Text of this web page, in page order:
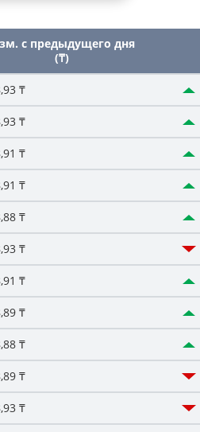
с предыдущего дня
(₸)
₸
₸
₸
₸
₸
₸
₸
₸
₸
₸
₸